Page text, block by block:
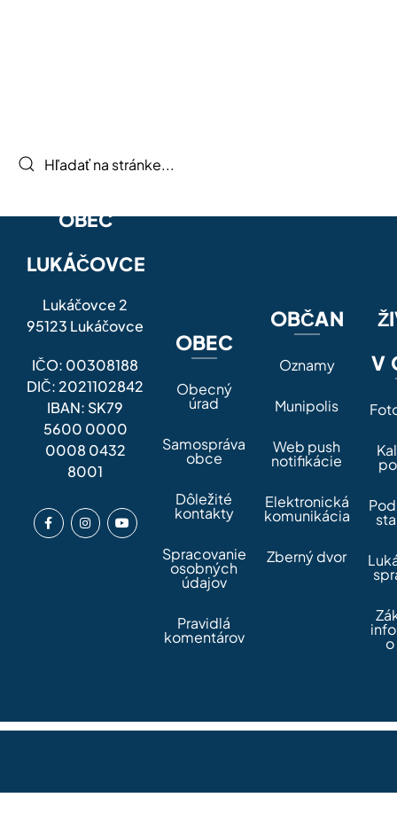
OBEC
LUKÁČOVCE
Lukáčovce 2
95123 Lukáčovce
IČO: 00308188
DIČ: 2021102842
IBAN: SK79
5600 0000
0008 0432
8001
OBEC
Obecný
úrad
Samospráva
obce
Dôležité
kontakty
Spracovanie
osobných
údajov
Pravidlá
komentárov
OBČAN
Oznamy
Munipolis
Web push
notifikácie
Elektronická
komunikácia
Zberný dvor
V